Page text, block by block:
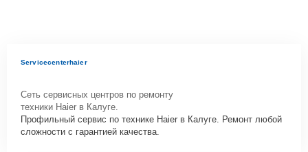
Servicecenterhaier
Сеть сервисных центров по ремонту
техники Haier в Калуге.
Профильный сервис по технике Haier в Калуге. Ремонт любой
сложности с гарантией качества.